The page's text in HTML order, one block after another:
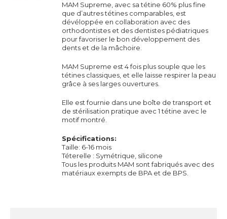
MAM Supreme, avec sa tétine 60% plus fine
que d’autres tétines comparables, est
dévéloppée en collaboration avec des
orthodontistes et des dentistes pédiatriques
pour favoriser le bon développement des
dents et de la mâchoire.
MAM Supreme est 4 fois plus souple que les
tétines classiques, et elle laisse respirer la peau
grâce à ses larges ouvertures.
Elle est fournie dans une boîte de transport et
de stérilisation pratique avec 1 tétine avec le
motif montré.
Spécifications:
Taille: 6-16 mois
Téterelle : Symétrique, silicone
Tous les produits MAM sont fabriqués avec des
matériaux exempts de BPA et de BPS.